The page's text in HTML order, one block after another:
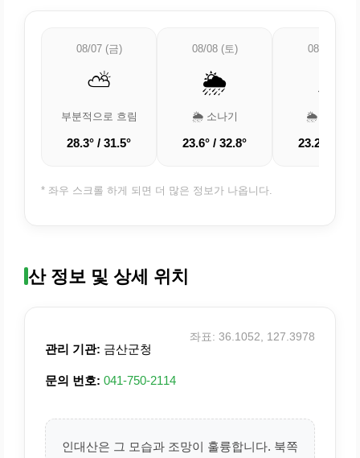
08/07 (금)
⛅
부분적으로 흐림
28.3° / 31.5°
08/08 (토)
🌦️
🌦️ 소나기
23.6° / 32.8°
08/09 (일)
🌦️ 약한 비
23.2° /
* 좌우 스크롤 하게 되면 더 많은 정보가 나옵니다.
산 정보 및 상세 위치
관리 기관: 금산군청
문의 번호: 041-750-2114
좌표: 36.1052, 127.3978
인대산은 그 모습과 조망이 훌륭합니다. 북쪽